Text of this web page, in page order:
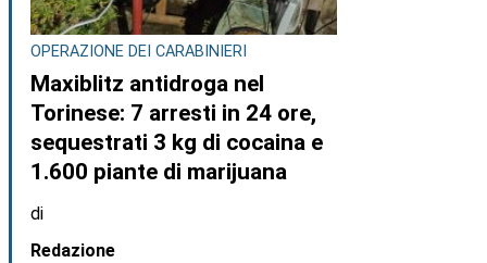
OPERAZIONE DEI CARABINIERI
Maxiblitz antidroga nel
Torinese: 7 arresti in 24 ore,
sequestrati 3 kg di cocaina e
1.600 piante di marijuana
di
Redazione